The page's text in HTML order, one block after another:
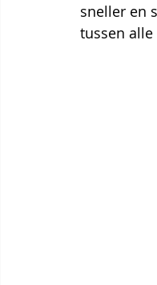
sneller en
tussen